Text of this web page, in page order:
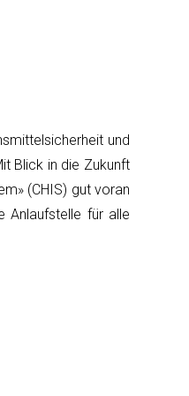
und
Blick in die Zukunft
(CHIS) gut voran
Anlaufstelle für alle